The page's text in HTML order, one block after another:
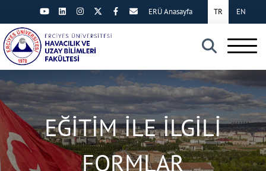
×
TR EN
ERÜ Anasayfa
EĞİTİM İLE İLGİLİ
FORMLAR